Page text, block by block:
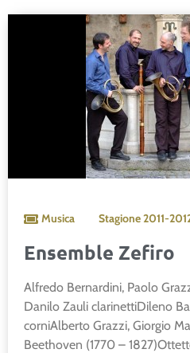
Musica Stagione2011-
Ensemble Zefiro
Alfredo Bernardini, Paolo
Danilo Zauli clarinettiDileno
corniAlberto Grazzi, Giorgio
Beethoven (1770 –